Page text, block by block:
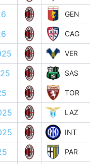
GEN
CAG
VER
SAS
TOR
LAZ
INT
PAR